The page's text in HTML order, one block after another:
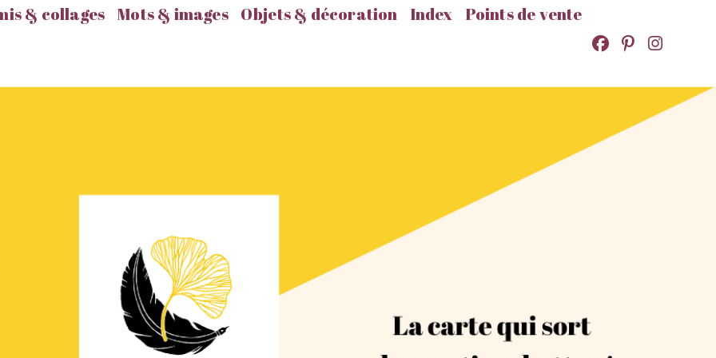
& collages Mots & images Objets & décoration Index
Points de vente